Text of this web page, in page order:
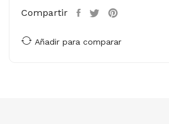
Compartir
Añadir para comparar